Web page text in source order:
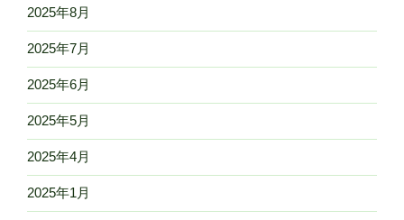
2025年8月
2025年7月
2025年6月
2025年5月
2025年4月
2025年1月